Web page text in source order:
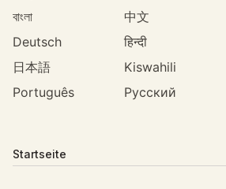
বাংলা
中文
Deutsch
हिन्दी
日本語
Kiswahili
Português
Русский
Startseite